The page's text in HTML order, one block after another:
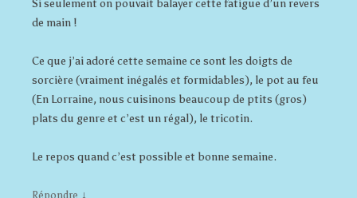
Si seulement on pouvait balayer cette fatigue d’un revers
de main !
Ce que j’ai adoré cette semaine ce sont les doigts de
sorcière (vraiment inégalés et formidables), le pot au feu
(En Lorraine, nous cuisinons beaucoup de ptits (gros)
plats du genre et c’est un régal), le tricotin.
Le repos quand c’est possible et bonne semaine.
Répondre ↓